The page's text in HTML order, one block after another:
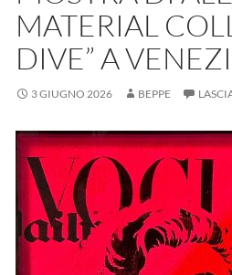
MATERIAL
DIVE” A
3 GIUGNO 2026 BEPPE